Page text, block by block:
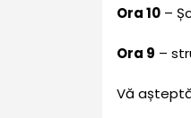
Ora 10 –
Ora 9 –
Vă